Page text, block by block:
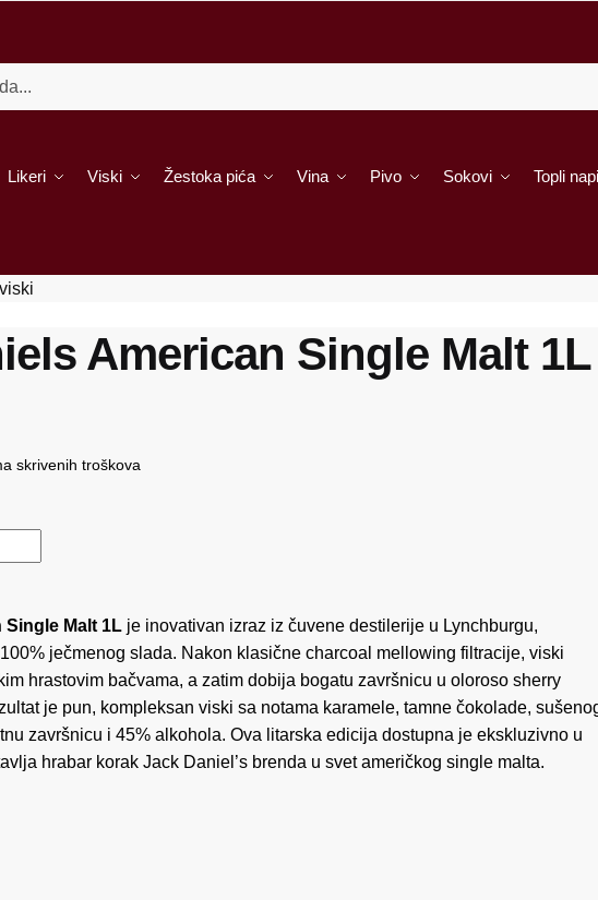
Likeri Viski Žestoka pića Vina Pivo Sokovi Topli
American Single Malt 1L
skrivenih troškova
Malt 1L količina
Malt 1Lje inovativan izraz iz čuvene destilerije u Lynchburgu,
ječmenog slada. Nakon klasične charcoal mellowing filtracije, viski
hrastovim bačvama, a zatim dobija bogatu završnicu u oloroso sherry
je pun, kompleksan viski sa notama karamele, tamne čokolade,
završnicu i 45% alkohola. Ova litarska edicija dostupna je ekskluzivno u
hrabar korak Jack Daniel’s brenda u svet američkog single malta.